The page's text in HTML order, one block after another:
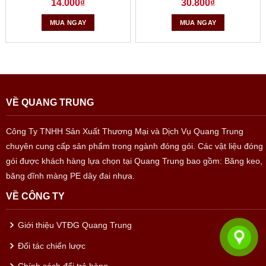
phẩm túi xốp siêu thị tiện lợi, an toàn với môi trường. Đặc
biệt, chúng tôi có đội ngũ nhân lực lớn có khả năng đáp ứng
Với những thành phần như trên, túi xốp siêu thị có rất nhiều
ưu điểm như sau:
– Dễ dàng đóng gói, đựng sản phẩm
– Đa dạng kích thước, đáp ứng rất nhiều mục đích khác
nhau
– Thiết kế mỏng, nhẹ giúp người dùng dễ dàng mang theo
bên mình.
– An toàn khi đựng các loại thực phẩm mà không lo ám mùi
14.000₫
MUA NGAY
30.800₫
MUA NGAY
VỀ QUANG TRUNG
Công Ty TNHH Sản Xuất Thương Mại và Dịch Vụ Quang Trung
chuyên cung cấp sản phẩm trong ngành đóng gói. Các vật liệu đóng
gói được khách hàng lựa chọn tại Quang Trung bao gồm: Băng keo,
băng dĩnh màng PE dây đai nhựa.
VỀ CÔNG TY
Giới thiệu VTĐG Quang Trung
Đối tác chiến lược